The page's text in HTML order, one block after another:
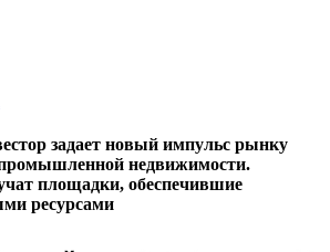
задает новый импульс рынку
недвижимости.
площадки, обеспечившие
ресурсами